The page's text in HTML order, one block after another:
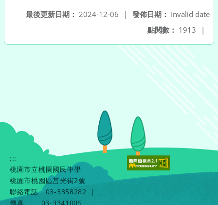
發佈日期： Invalid date
最後更新日期： 2024-12-06
|
點閱數： 1913 |
:::
桃園市立桃園國民中學
桃園市桃園區莒光街2號
聯絡電話
03-3358282
|
傳真
03-3341005